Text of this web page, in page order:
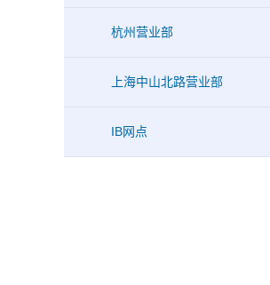
杭州营业部
上海中山北路营业部
IB网点